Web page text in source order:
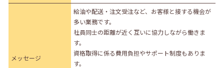
メッセージ
給油や配送・注文受注など、お客様と接する機会が
多い業務です。
社員同士の距離が近く互いに協力しながら働きま
す。
資格取得に係る費用負担やサポート制度もありま
す。